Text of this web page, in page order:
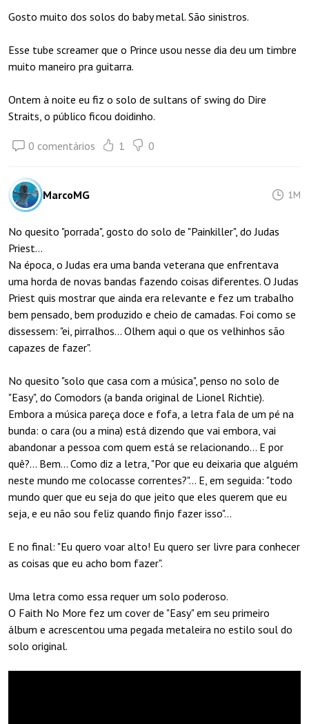
Gosto muito dos solos do baby metal. São sinistros.
Esse tube screamer que o Prince usou nesse dia deu um timbre
muito maneiro pra guitarra.
Ontem à noite eu fiz o solo de sultans of swing do Dire
Straits, o público ficou doidinho.
0 comentários 1 0
MarcoMG 1M
No quesito "porrada", gosto do solo de "Painkiller", do Judas
Priest...
Na época, o Judas era uma banda veterana que enfrentava
uma horda de novas bandas fazendo coisas diferentes. O Judas
Priest quis mostrar que ainda era relevante e fez um trabalho
bem pensado, bem produzido e cheio de camadas. Foi como se
dissessem: "ei, pirralhos... Olhem aqui o que os velhinhos são
capazes de fazer".
No quesito "solo que casa com a música", penso no solo de
"Easy", do Comodors (a banda original de Lionel Richtie).
Embora a música pareça doce e fofa, a letra fala de um pé na
bunda: o cara (ou a mina) está dizendo que vai embora, vai
abandonar a pessoa com quem está se relacionando... E por
quê?... Bem... Como diz a letra, "Por que eu deixaria que alguém
neste mundo me colocasse correntes?"... E, em seguida: "todo
mundo quer que eu seja do que jeito que eles querem que eu
seja, e eu não sou feliz quando finjo fazer isso"...
E no final: "Eu quero voar alto! Eu quero ser livre para conhecer
as coisas que eu acho bom fazer".
Uma letra como essa requer um solo poderoso.
O Faith No More fez um cover de "Easy" em seu primeiro
álbum e acrescentou uma pegada metaleira no estilo soul do
solo original.